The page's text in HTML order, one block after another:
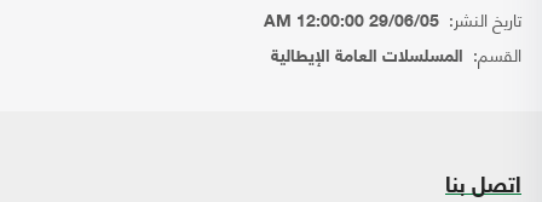
تاريخ النشر: 29/06/05 12:00:00 AM
القسم: المسلسلات العامة الإيطالية
اتصل بنا